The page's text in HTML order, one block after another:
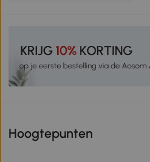
Hoogtepunten